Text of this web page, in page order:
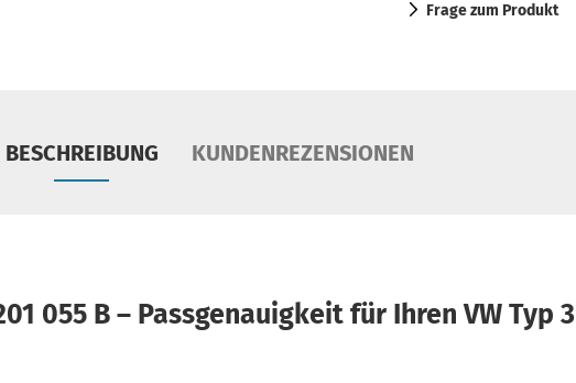
Frage zum Produkt
BESCHREIBUNG KUNDENREZENSIONEN
055 B – Passgenauigkeit für Ihren VW Typ 3